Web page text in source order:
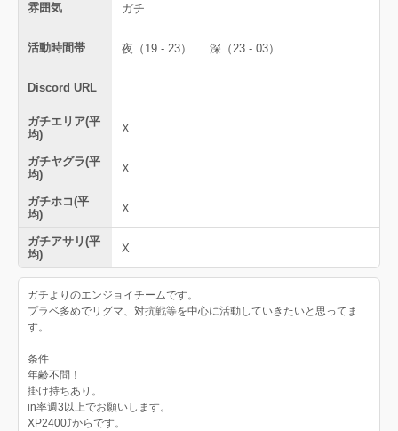
雰囲気 ガチ
活動時間帯 夜（19 - 23） 深（23 - 03）
Discord URL
ガチエリア(平
均)
X
ガチヤグラ(平
均)
X
ガチホコ(平
均)
X
ガチアサリ(平
均)
X
ガチよりのエンジョイチームです。
プラベ多めでリグマ、対抗戦等を中心に活動していきたいと思ってま
す。
条件
年齢不問！
掛け持ちあり。
in率週3以上でお願いします。
XP2400⤴からです。